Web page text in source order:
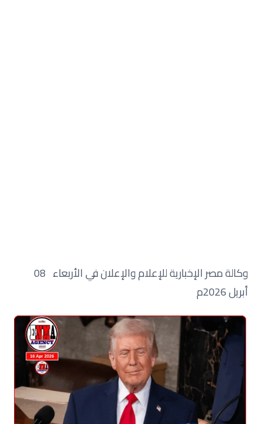
وكالة مصر الإخبارية للإعلام والإعلان في الأربعاء 08
أبريل 2026م